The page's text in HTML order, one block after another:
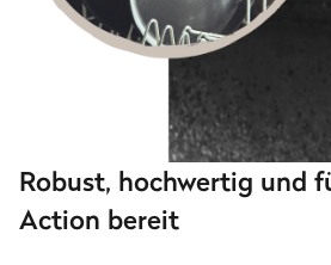
Robust, hochwertig und
Action bereit